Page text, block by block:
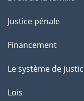
Justice pénale
Financement
Le système de
Lois